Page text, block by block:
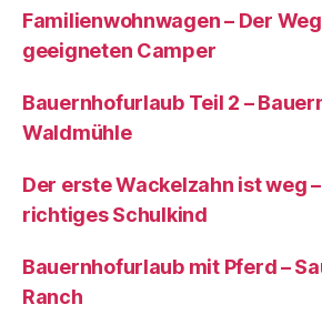
Familienwohnwagen – Der
geeigneten Camper
Bauernhofurlaub Teil 2 –
Waldmühle
Der erste Wackelzahn ist weg
richtiges Schulkind
Bauernhofurlaub mit Pferd –
Ranch